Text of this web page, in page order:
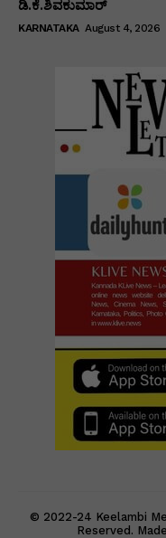
ಡಿ.ಕೆ.ಶಿವಕುಮಾರ್
KARNATAKA August 4, 2026
© 2022-24 Keelambi
Reserved.